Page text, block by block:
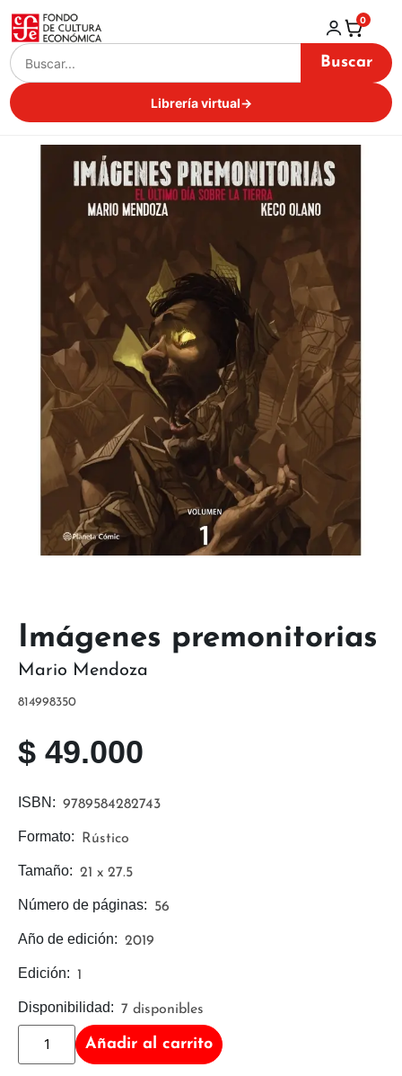
Buscar
Librería virtual→
0
Añadir al carrito
Disponibilidad: 7 disponibles
Edición: 1
Año de edición: 2019
Número de páginas: 56
Tamaño: 21 x 27.5
Formato: Rústico
ISBN: 9789584282743
$ 49.000
814998350
Mario Mendoza
Imágenes premonitorias